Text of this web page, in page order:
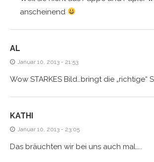
anscheinend
AL
Januar 10, 2013 - 21:53
Wow STARKES Bild…bringt die „richtige“
KATHI
Januar 10, 2013 - 23:05
Das bräuchten wir bei uns auch mal…..